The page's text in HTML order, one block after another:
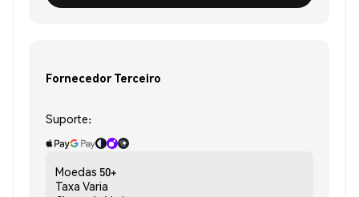
Fornecedor Terceiro
Suporte:
Moedas 50+
Taxa Varia